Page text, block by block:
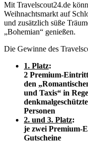
Mit Travelscout24.de
Weihnachtsmarkt auf
und zusätzlich süße
„Bohemian“ genießen.
Die Gewinne des
1. Platz:
2 Premium-
den
und Taxis“ in
Personen
2. und 3. Platz:
je zwei Premium-
Gutscheine